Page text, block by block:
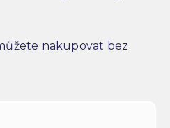
nakupovat bez